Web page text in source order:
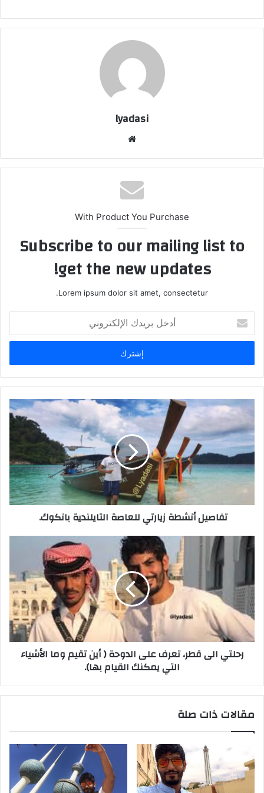
lyadasi
With Product You Purchase
Subscribe to our mailing list to
get the new updates!
Lorem ipsum dolor sit amet, consectetur.
بريدك
الإلكتروني
تفاصيل أنشطة زيارتي للعاصة التايلندية بانكوك.
رحلتي الى قطر، تعرف على الدوحة ( أين تقيم وما الأشياء
التي يمكنك القيام بها).
مقالات ذات صلة